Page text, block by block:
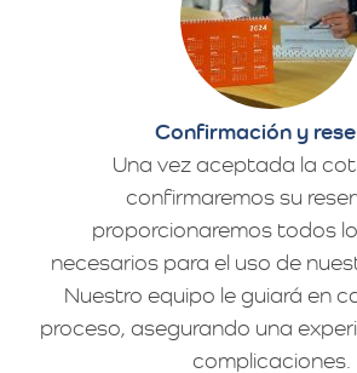
Confirmación y
Una vez aceptada la
confirmaremos su
proporcionaremos todos
necesarios para el uso de
Nuestro equipo le guiará en
proceso, asegurando una
complicaciones.